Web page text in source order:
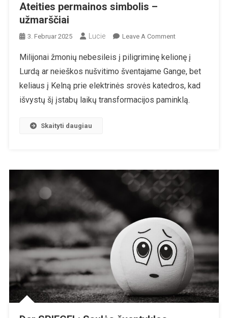
Ateities permainos simbolis –
užmarščiai
3. Februar 2025 Lucie Leave A CommentOn
Permainos
Simbolis
–
Milijonai žmonių nebesileis į piligriminę kelionę į
Lurdą ar neieškos nušvitimo šventajame Gange, bet
keliaus į Kelną prie elektrinės srovės katedros, kad
išvystų šį įstabų laikų transformacijos paminklą.
Skaityti daugiau